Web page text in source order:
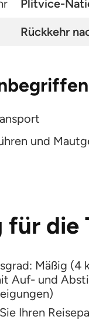
Plitvice-
Rückkehr
und
die
Mäßig (4
Auf- und
Ihren